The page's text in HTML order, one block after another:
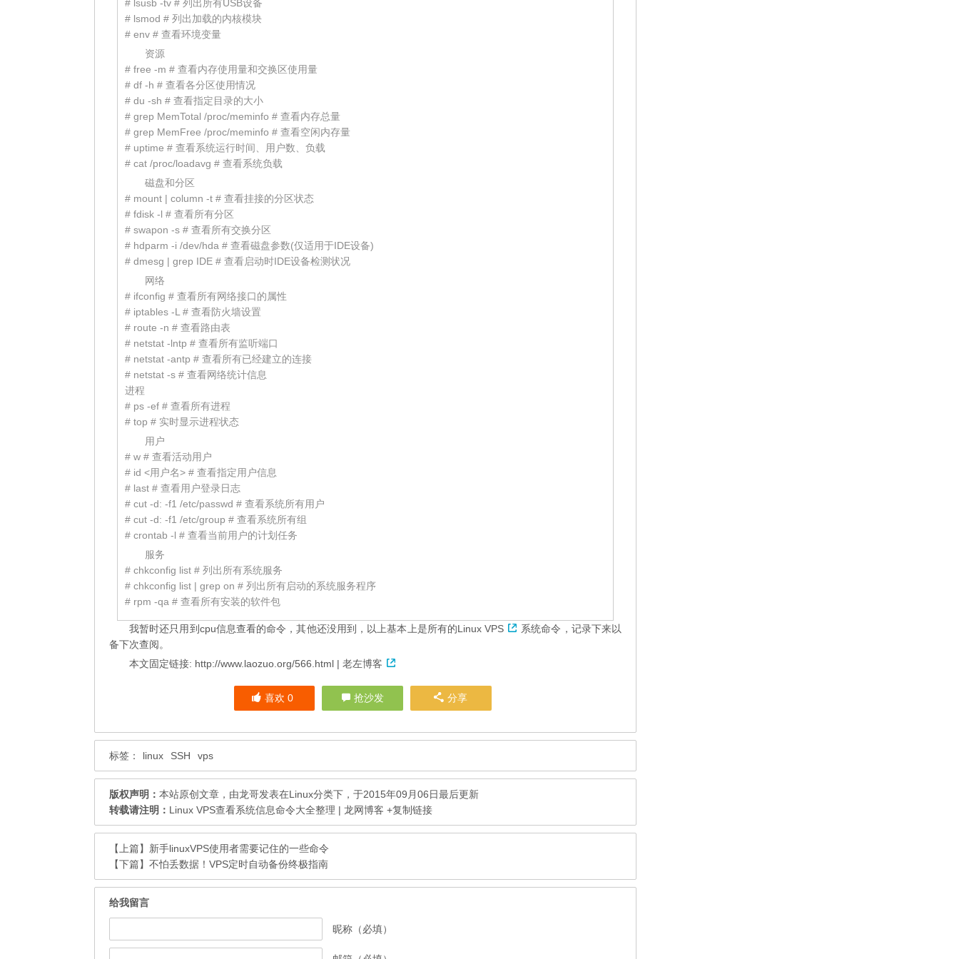
# lsusb -tv # 列出所有USB设备
# lsmod # 列出加载的内核模块
# env # 查看环境变量
资源
# free -m # 查看内存使用量和交换区使用量
# df -h # 查看各分区使用情况
# du -sh # 查看指定目录的大小
# grep MemTotal /proc/meminfo # 查看内存总量
# grep MemFree /proc/meminfo # 查看空闲内存量
# uptime # 查看系统运行时间、用户数、负载
# cat /proc/loadavg # 查看系统负载
磁盘和分区
# mount | column -t # 查看挂接的分区状态
# fdisk -l # 查看所有分区
# swapon -s # 查看所有交换分区
# hdparm -i /dev/hda # 查看磁盘参数(仅适用于IDE设备)
# dmesg | grep IDE # 查看启动时IDE设备检测状况
网络
# ifconfig # 查看所有网络接口的属性
# iptables -L # 查看防火墙设置
# route -n # 查看路由表
# netstat -lntp # 查看所有监听端口
# netstat -antp # 查看所有已经建立的连接
# netstat -s # 查看网络统计信息
进程
# ps -ef # 查看所有进程
# top # 实时显示进程状态
用户
# w # 查看活动用户
# id <用户名> # 查看指定用户信息
# last # 查看用户登录日志
# cut -d: -f1 /etc/passwd # 查看系统所有用户
# cut -d: -f1 /etc/group # 查看系统所有组
# crontab -l # 查看当前用户的计划任务
服务
# chkconfig list # 列出所有系统服务
# chkconfig list | grep on # 列出所有启动的系统服务程序
# rpm -qa # 查看所有安装的软件包
我暂时还只用到cpu信息查看的命令，其他还没用到，以上基本上是所有的Linux VPS
系统命令，记录下来以
备下次查阅。
本文固定链接: http://www.laozuo.org/566.html | 老左博客
喜欢0 抢沙发 分享
标签： linux SSH vps
版权声明： 本站原创文章，由龙哥发表在Linux分类下，于2015年09月06日最后更新
转载请注明： Linux VPS查看系统信息命令大全整理 | 龙网博客 +复制链接
【上篇】 新手linuxVPS使用者需要记住的一些命令
【下篇】 不怕丢数据！VPS定时自动备份终极指南
给我留言
昵称（必填）